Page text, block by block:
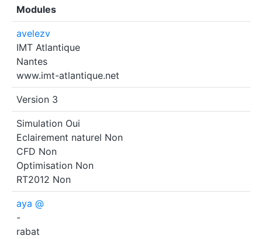
Modules
avelezv
IMT Atlantique
Nantes
www.imt-atlantique.net
Version 3
Simulation Oui
Eclairement naturel Non
CFD Non
Optimisation Non
RT2012 Non
aya @
-
rabat